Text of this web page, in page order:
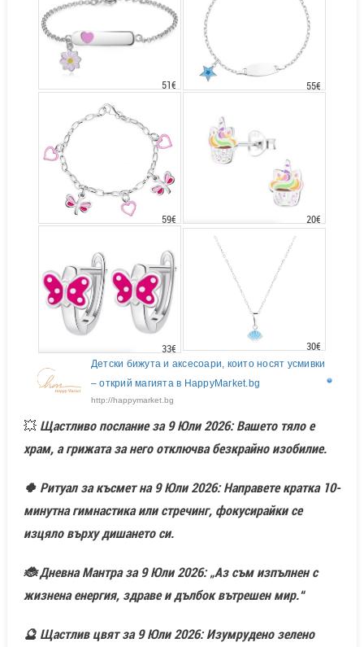
51€ 55€
59€ 20€
33€ 30€
Детски бижута и аксесоари, които носят усмивки
– открий магията в HappyMarket.bg
http://happymarket.bg
💥 Щастливо послание за 9 Юли 2026: Вашето тяло е
храм, а грижата за него отключва безкрайно изобилие.
🍀 Ритуал за късмет на 9 Юли 2026: Направете кратка 10-
минутна гимнастика или стречинг, фокусирайки се
изцяло върху дишането си.
🐞 Дневна Мантра за 9 Юли 2026: „Аз съм изпълнен с
жизнена енергия, здраве и дълбок вътрешен мир.“
🔮 Щастлив цвят за 9 Юли 2026: Изумрудено зелено